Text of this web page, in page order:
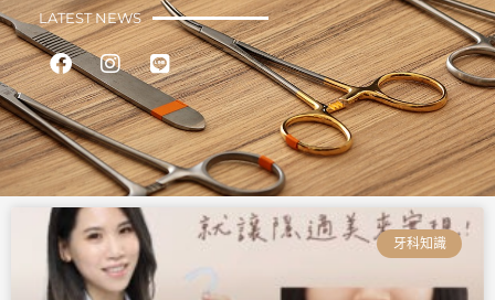
LATEST NEWS
FacebookInstagram
Line
牙科知識
頁
面
頁
頁
面
頁
面
頁
面
頁
面